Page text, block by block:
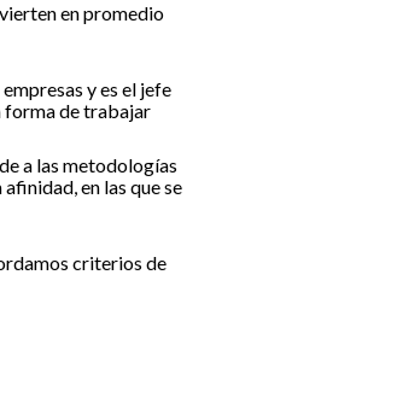
en promedio
y es el jefe
forma de trabajar
a las metodologías
en las que se
criterios de